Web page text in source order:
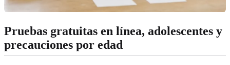
Pruebas gratuitas en línea, adolescentes y
precauciones por edad